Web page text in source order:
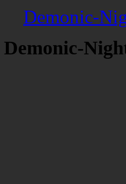
Demonic-
Demonic-